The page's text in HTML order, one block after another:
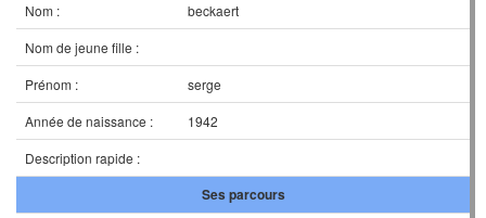
Nom :
beckaert
Nom de jeune fille :
Prénom :
serge
Année de naissance :
1942
Description rapide :
Ses parcours